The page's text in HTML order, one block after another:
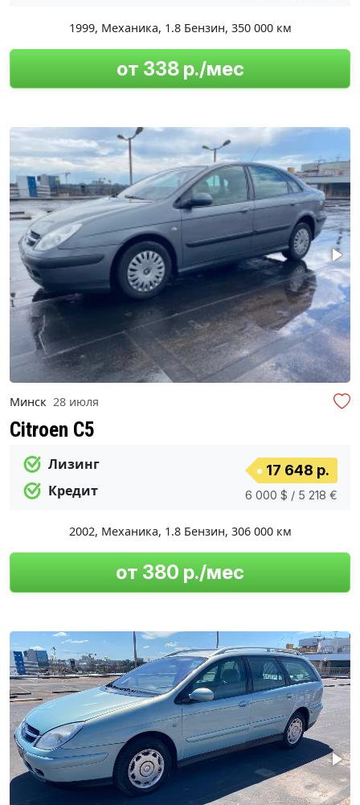
1999, Механика, 1.8 Бензин, 350 000 км
от 338 р./мес
Минск 28 июля
Citroen C5
Лизинг
Кредит
17 648 р.
6 000 $ / 5 218 €
2002, Механика, 1.8 Бензин, 306 000 км
от 380 р./мес